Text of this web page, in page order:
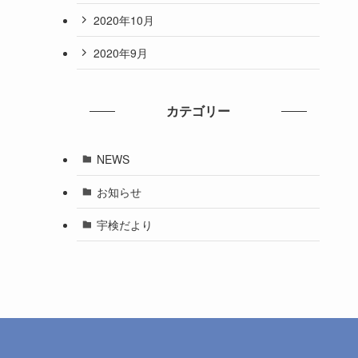
2020年10月
2020年9月
カテゴリー
NEWS
お知らせ
宇検だより